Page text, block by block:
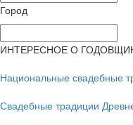
Город
ИНТЕРЕСНОЕ О
Национальные свадебные
Свадебные традиции